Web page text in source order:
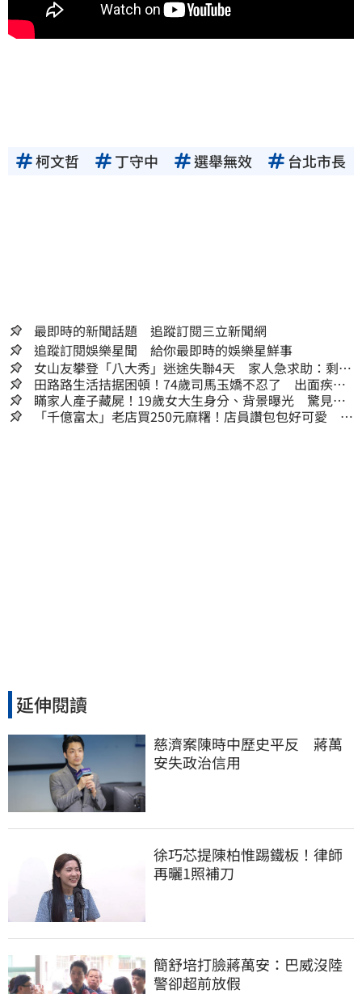
柯文哲 丁守中 選舉無效 台北市長
最即時的新聞話題 追蹤訂閱三立新聞網
追蹤訂閱娛樂星聞 給你最即時的娛樂星鮮事
女山友攀登「八大秀」迷途失聯4天 家人急求助：剩我
媽還沒找到
田路路生活拮据困頓！74歲司馬玉嬌不忍了 出面疾呼1
事
瞞家人產子藏屍！19歲女大生身分、背景曝光 驚見
「產檢紀錄全空白」
「千億富太」老店買250元麻糬！店員讚包包好可愛 笑
延伸閱讀
慈濟案陳時中歷史平反　蔣萬
安失政治信用
徐巧芯提陳柏惟踢鐵板！律師
再曬1照補刀
簡舒培打臉蔣萬安：巴威沒陸
警卻超前放假